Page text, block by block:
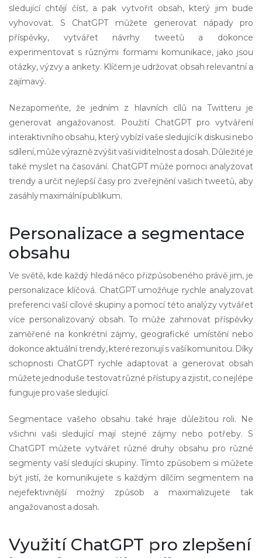
sledující chtějí číst, a pak vytvořit obsah, který jim bude
vyhovovat. S ChatGPT můžete generovat nápady pro
příspěvky, vytvářet návrhy tweetů a dokonce
experimentovat s různými formami komunikace, jako jsou
otázky, výzvy a ankety. Klíčem je udržovat obsah relevantní a
zajímavý.
Nezapomeňte, že jedním z hlavních cílů na Twitteru je
generovat angažovanost. Použití ChatGPT pro vytváření
interaktivního obsahu, který vybízí vaše sledující k diskusi nebo
sdílení, může výrazně zvýšit vaši viditelnost a dosah. Důležité je
také myslet na časování. ChatGPT může pomoci analyzovat
trendy a určit nejlepší časy pro zveřejnění vašich tweetů, aby
zasáhly maximální publikum.
Personalizace a segmentace
obsahu
Ve světě, kde každý hledá něco přizpůsobeného právě jim, je
personalizace klíčová. ChatGPT umožňuje rychle analyzovat
preferenci vaší cílové skupiny a pomocí této analýzy vytvářet
více personalizovaný obsah. To může zahrnovat příspěvky
zaměřené na konkrétní zájmy, geografické umístění nebo
dokonce aktuální trendy, které rezonují s vaší komunitou. Díky
schopnosti ChatGPT rychle adaptovat a generovat obsah
můžete jednoduše testovat různé přístupy a zjistit, co nejlépe
funguje pro vaše sledující.
Segmentace vašeho obsahu také hraje důležitou roli. Ne
všichni vaši sledující mají stejné zájmy nebo potřeby. S
ChatGPT můžete vytvářet různé druhy obsahu pro různé
segmenty vaší sledující skupiny. Tímto způsobem si můžete
být jistí, že komunikujete s každým dílčím segmentem na
nejefektivnější možný způsob a maximalizujete tak
angažovanost a dosah.
Využití ChatGPT pro zlepšení